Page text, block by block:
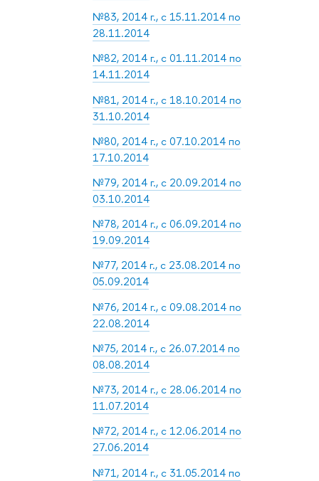
№83, 2014 г., с 15.11.2014 по
28.11.2014
№82, 2014 г., с 01.11.2014 по
14.11.2014
№81, 2014 г., с 18.10.2014 по
31.10.2014
№80, 2014 г., с 07.10.2014 по
17.10.2014
№79, 2014 г., с 20.09.2014 по
03.10.2014
№78, 2014 г., с 06.09.2014 по
19.09.2014
№77, 2014 г., с 23.08.2014 по
05.09.2014
№76, 2014 г., с 09.08.2014 по
22.08.2014
№75, 2014 г., с 26.07.2014 по
08.08.2014
№73, 2014 г., с 28.06.2014 по
11.07.2014
№72, 2014 г., с 12.06.2014 по
27.06.2014
№71, 2014 г., с 31.05.2014 по